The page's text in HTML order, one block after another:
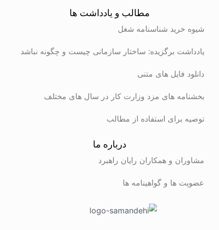
مطالب و یادداشت ها
شیوه خرید شناسنامه شغل
یادداشت برگزیده: ساختار سازمانی چیست و چگونه نباشد
دانلود فایل های متنی
بخشنامه های مزد وزارت کار در سال های مختلف
توصیه برای استفاده از مطالب
درباره ما
مشاوران و همکاران رایان راهبرد
عضویت ها و گواهینامه ها